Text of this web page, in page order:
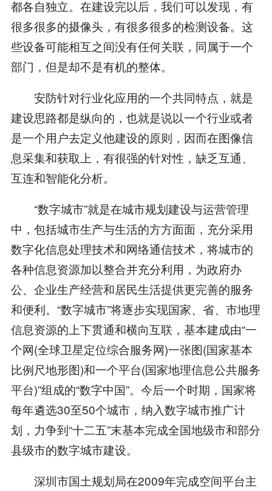
都各自独立。在建设完以后，我们可以发现，有
很多很多的摄像头，有很多很多的检测设备。这
些设备可能相互之间没有任何关联，同属于一个
部门，但是却不是有机的整体。
安防针对行业化应用的一个共同特点，就是
建设思路都是纵向的，也就是说以一个行业或者
是一个用户去定义他建设的原则，因而在图像信
息采集和获取上，有很强的针对性，缺乏互通、
互连和智能化分析。
“数字城市”就是在城市规划建设与运营管理
中，包括城市生产与生活的方方面面，充分采用
数字化信息处理技术和网络通信技术，将城市的
各种信息资源加以整合并充分利用，为政府办
公、企业生产经营和居民生活提供更完善的服务
和便利。“数字城市”将逐步实现国家、省、市地理
信息资源的上下贯通和横向互联，基本建成由“一
个网(全球卫星定位综合服务网)一张图(国家基本
比例尺地形图)和一个平台(国家地理信息公共服务
平台)”组成的“数字中国”。今后一个时期，国家将
每年遴选30至50个城市，纳入数字城市推广计
划，力争到“十二五”末基本完成全国地级市和部分
县级市的数字城市建设。
深圳市国土规划局在2009年完成空间平台主